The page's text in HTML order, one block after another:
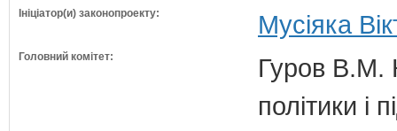
Ініціатор(и) законопроекту: Мусіяка
Головний комітет:
Гуров В.М.
політики і